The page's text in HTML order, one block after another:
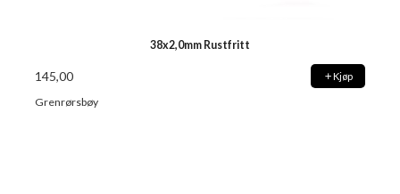
38x2,0mm Rustfritt
145,00 Kjøp
Grenrørsbøy